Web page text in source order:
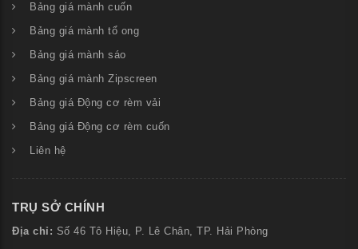
Bảng giá mành cuốn
Bảng giá mành tổ ong
Bảng giá mành sáo
Bảng giá mành Zipscreen
Bảng giá Động cơ rèm vải
Bảng giá Động cơ rèm cuốn
Liên hệ
TRỤ SỞ CHÍNH
Địa chỉ: Số 46 Tô Hiệu, P. Lê Chân, TP. Hải Phòng